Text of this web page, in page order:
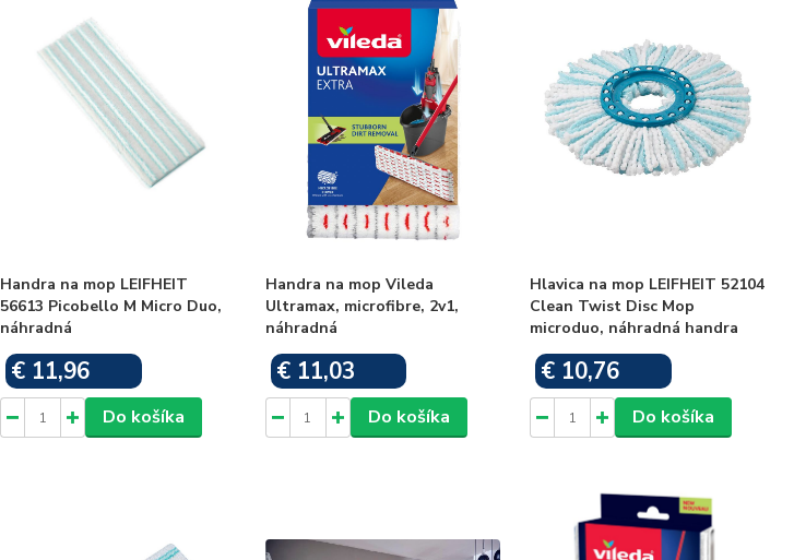
Handra na mop LEIFHEIT
56613 Picobello M Micro Duo,
náhradná
€ 11,96
Do košíka
Handra na mop Vileda
Ultramax, microfibre, 2v1,
náhradná
€ 11,03
Do košíka
Hlavica na mop LEIFHEIT 52104
Clean Twist Disc Mop
microduo, náhradná handra
€ 10,76
Do košíka